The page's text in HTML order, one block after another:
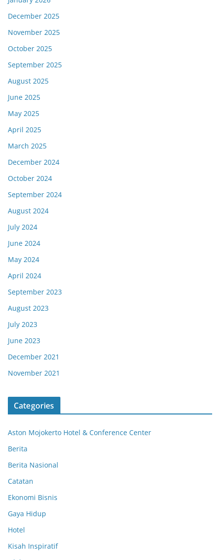
December 2025
November 2025
October 2025
September 2025
August 2025
June 2025
May 2025
April 2025
March 2025
December 2024
October 2024
September 2024
August 2024
July 2024
June 2024
May 2024
April 2024
September 2023
August 2023
July 2023
June 2023
December 2021
November 2021
Categories
Aston Mojokerto Hotel & Conference Center
Berita
Berita Nasional
Catatan
Ekonomi Bisnis
Gaya Hidup
Hotel
Kisah Inspiratif